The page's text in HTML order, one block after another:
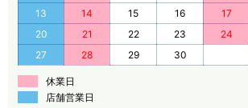
13
14 15 16 17
20
21 22 23 24
27
28 29 30
休業日
店舗営業日